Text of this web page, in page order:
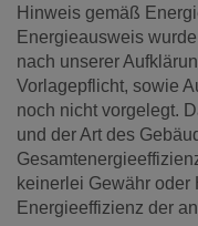
Hinweis gemäß
Energieausweis
nach unserer
Vorlagepflicht, sowie
noch nicht vorgelegt.
und der Art des
keinerlei Gewähr oder
Energieeffizienz der